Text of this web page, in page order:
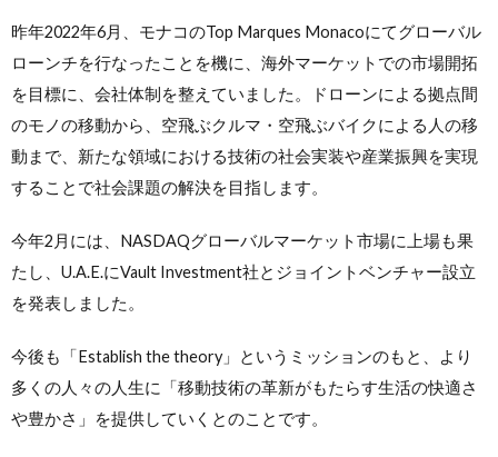
昨年2022年6月、モナコのTop Marques Monacoにてグローバル
ローンチを行なったことを機に、海外マーケットでの市場開拓
を目標に、会社体制を整えていました。ドローンによる拠点間
のモノの移動から、空飛ぶクルマ・空飛ぶバイクによる人の移
動まで、新たな領域における技術の社会実装や産業振興を実現
することで社会課題の解決を目指します。
今年2月には、NASDAQグローバルマーケット市場に上場も果
たし、U.A.E.にVault Investment社とジョイントベンチャー設立
を発表しました。
今後も「Establish the theory」というミッションのもと、より
多くの人々の人生に「移動技術の革新がもたらす生活の快適さ
や豊かさ」を提供していくとのことです。